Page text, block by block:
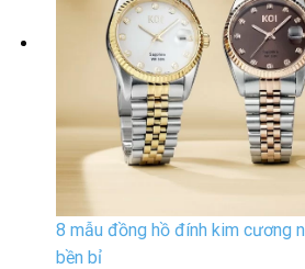
8 mẫu đồng hồ đính kim cương
bền bỉ